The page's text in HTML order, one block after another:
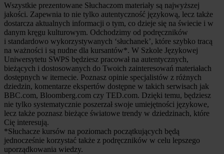
Wszystkie prezentowane Słuchaczom materiały są najwyższej
jakości. Zapewnia to nie tylko autentyczność językową, lecz także
dostarcza aktualnych informacji o tym, co dzieje się na świecie i w
danym kręgu kulturowym. Odchodzimy od podręczników
i standardowo wykorzystywanych ‘słuchanek’, które szybko tracą
na ważności i są nudne dla kursantów*. W Szkole Językowej
Uniwersytetu SWPS będziesz pracował na autentycznych,
bieżących i dostosowanych do Twoich zainteresowań materiałach
dostępnych w iternecie. Poznasz opinie specjalistów z różnych
dziedzin, komentarze ekspertów dostępne w takich serwisach jak
BBC.com, Bloomberg.com czy TED.com. Dzięki temu, będziesz
nie tylko systematycznie poszerzał swoje umiejętności językowe,
lecz także poznasz bieżące światowe trendy w dziedzinach, które
Cię interesują.
*Słuchacze kursów na poziomach początkujących będą
jednocześnie korzystać także z podręczników w celu lepszego
uporządkowania wiedzy.